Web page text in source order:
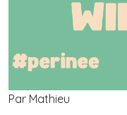
Par Mathieu